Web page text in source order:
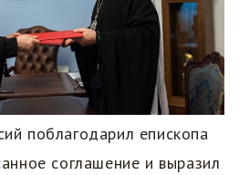
поблагодарил епископа
соглашение и выразил